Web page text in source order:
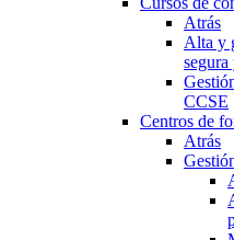
Atrás
Alta y
CCSE
Centros de
Atrás